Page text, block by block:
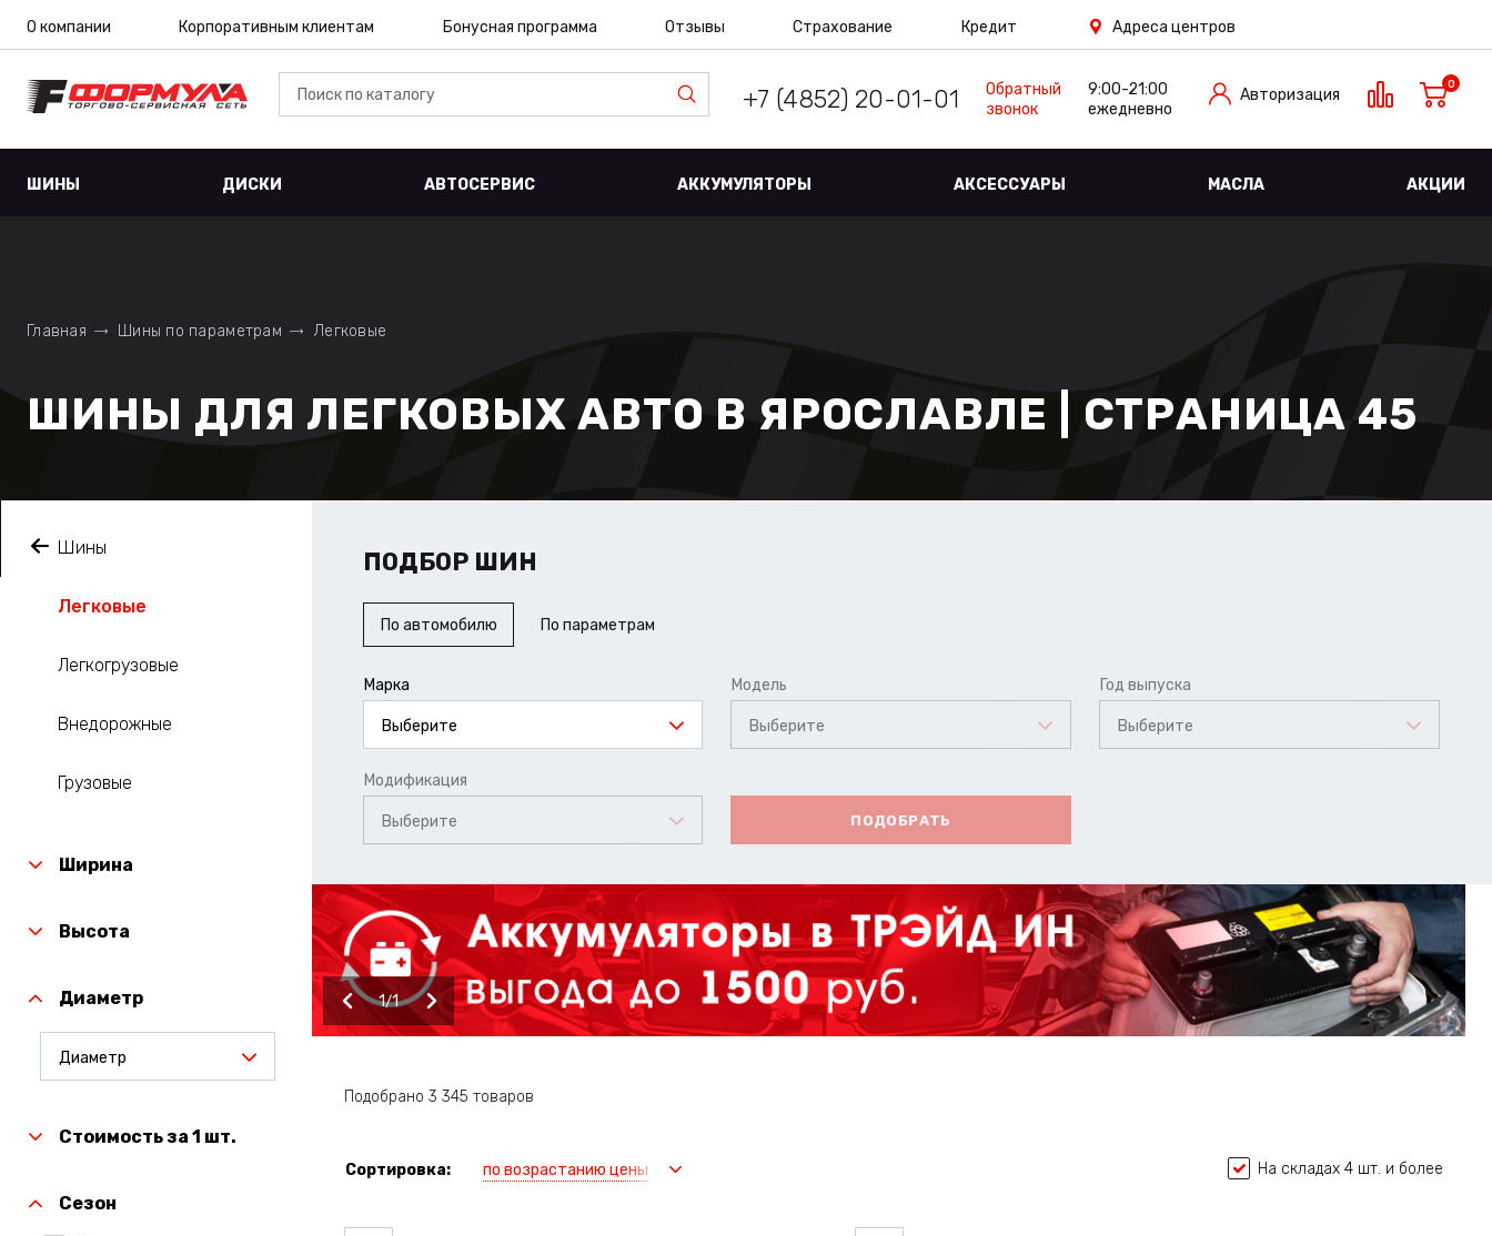
О компании Корпоративным клиентам Бонусная программа Отзывы Страхование Кредит Адреса центров
+7 (4852) 20-01-01
Обратный
звонок
9:00-21:00
ежедневно
Авторизация
0
ШИНЫ ДИСКИ АВТОСЕРВИС АККУМУЛЯТОРЫ АКСЕССУАРЫ МАСЛА АКЦИИ
Главная Шины по параметрам Легковые
ШИНЫ ДЛЯ ЛЕГКОВЫХ АВТО В ЯРОСЛАВЛЕ | СТРАНИЦА 45
Шины
Легковые
Легкогрузовые
Внедорожные
Грузовые
Ширина
Высота
Диаметр
Диаметр
Стоимость за 1 шт.
Сезон
ПОДБОР ШИН
По автомобилю По параметрам
Марка
Выберите
Модель
Выберите
Год выпуска
Выберите
Модификация
Выберите ПОДОБРАТЬ
1 1
Подобрано 3 345 товаров
Сортировка: по возрастанию цены На складах 4 шт. и более